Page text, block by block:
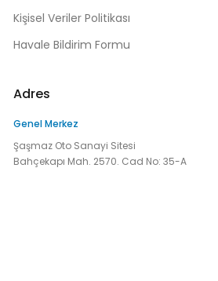
Kişisel Veriler Politikası
Havale Bildirim Formu
Adres
Genel Merkez
Şaşmaz Oto Sanayi Sitesi
Bahçekapı Mah. 2570. Cad No: 35-A